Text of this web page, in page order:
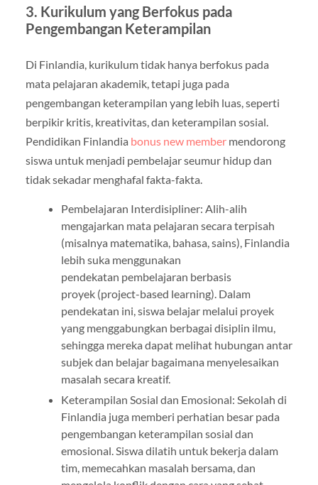
3. Kurikulum yang Berfokus pada
Pengembangan Keterampilan
Di Finlandia, kurikulum tidak hanya berfokus pada
mata pelajaran akademik, tetapi juga pada
pengembangan keterampilan yang lebih luas, seperti
berpikir kritis, kreativitas, dan keterampilan sosial.
Pendidikan Finlandia bonus new member mendorong
siswa untuk menjadi pembelajar seumur hidup dan
tidak sekadar menghafal fakta-fakta.
Pembelajaran Interdisipliner: Alih-alih
mengajarkan mata pelajaran secara terpisah
(misalnya matematika, bahasa, sains), Finlandia
lebih suka menggunakan
pendekatan pembelajaran berbasis
proyek (project-based learning). Dalam
pendekatan ini, siswa belajar melalui proyek
yang menggabungkan berbagai disiplin ilmu,
sehingga mereka dapat melihat hubungan antar
subjek dan belajar bagaimana menyelesaikan
masalah secara kreatif.
Keterampilan Sosial dan Emosional: Sekolah di
Finlandia juga memberi perhatian besar pada
pengembangan keterampilan sosial dan
emosional. Siswa dilatih untuk bekerja dalam
tim, memecahkan masalah bersama, dan